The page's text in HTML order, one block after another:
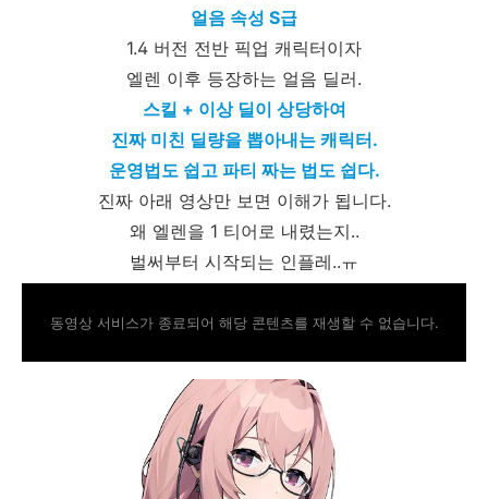
얼음 속성 S급
1.4 버전 전반 픽업 캐릭터이자
엘렌 이후 등장하는 얼음 딜러.
스킬 + 이상 딜이 상당하여
진짜 미친 딜량을 뽑아내는 캐릭터.
운영법도 쉽고 파티 짜는 법도 쉽다.
진짜 아래 영상만 보면 이해가 됩니다.
왜 엘렌을 1 티어로 내렸는지..
벌써부터 시작되는 인플레..ㅠ
동영상 서비스가 종료되어 해당 콘텐츠를 재생할 수 없습니다.